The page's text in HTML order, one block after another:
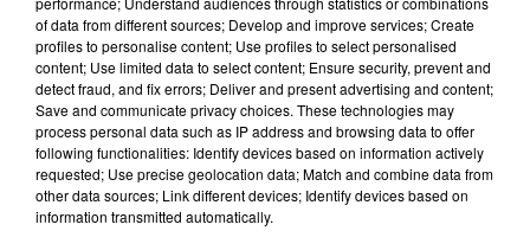
dépôt de cookies que vous avez exprimé. Si vous
souhaitez l'afficher, merci de nous donner votre accord
en cliquant sur le bouton ci-dessous.
Afficher l'élément
Emission spéciale Halloween dans les studios de Radio FG
of data from different sources; Develop and improve services; Create
profiles to personalise content; Use profiles to select personalised
content; Use limited data to select content; Ensure security, prevent and
detect fraud, and fix errors; Deliver and present advertising and content;
Save and communicate privacy choices. These technologies may
process personal data such as IP address and browsing data to offer
following functionalities: Identify devices based on information actively
requested; Use precise geolocation data; Match and combine data from
other data sources; Link different devices; Identify devices based on
information transmitted automatically.